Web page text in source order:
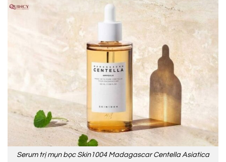
Serum trị mụn bọc Skin1004 Madagascar Centella Asiatica